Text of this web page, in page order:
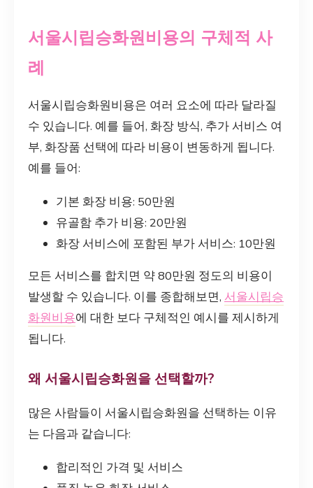
서울시립승화원비용의 구체적 사
례
서울시립승화원비용은 여러 요소에 따라 달라질
수 있습니다. 예를 들어, 화장 방식, 추가 서비스 여
부, 화장품 선택에 따라 비용이 변동하게 됩니다.
예를 들어:
기본 화장 비용: 50만원
유골함 추가 비용: 20만원
화장 서비스에 포함된 부가 서비스: 10만원
모든 서비스를 합치면 약 80만원 정도의 비용이
발생할 수 있습니다. 이를 종합해보면, 서울시립승
화원비용에 대한 보다 구체적인 예시를 제시하게
됩니다.
왜 서울시립승화원을 선택할까?
많은 사람들이 서울시립승화원을 선택하는 이유
는 다음과 같습니다:
합리적인 가격 및 서비스